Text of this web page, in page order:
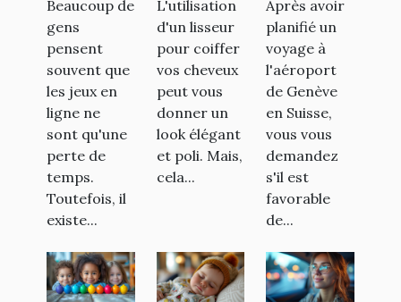
en ligne ?
Beaucoup de
gens
pensent
souvent que
les jeux en
ligne ne
sont qu'une
perte de
temps.
Toutefois, il
existe...
cheveux de
la chaleur
du lisseur
L'utilisation
d'un lisseur
pour coiffer
vos cheveux
peut vous
donner un
look élégant
et poli. Mais,
cela...
sans
vignette ?
Après avoir
planifié un
voyage à
l'aéroport
de Genève
en Suisse,
vous vous
demandez
s'il est
favorable
de...